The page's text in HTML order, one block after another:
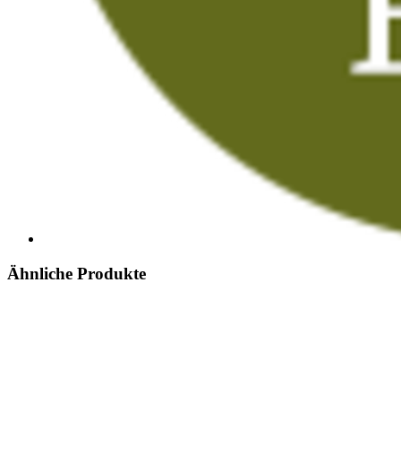
Ähnliche Produkte